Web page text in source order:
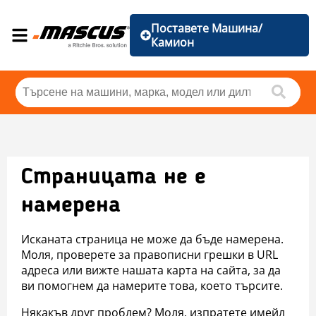
Поставете Машина/
Камион
Страницата не е
намерена
Исканата страница не може да бъде намерена.
Моля, проверете за правописни грешки в URL
адреса или вижте нашата карта на сайта, за да
ви помогнем да намерите това, което търсите.
Някакъв друг проблем? Моля, изпратете имейл